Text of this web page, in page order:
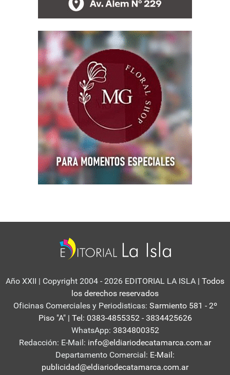
Año XXII | Copyright 2004 - 2026 EDITORIAL LA ISLA | Todos
los derechos reservados
Oficinas Comerciales y Periodisticas: Sarmiento 581 - 2º
Piso "A" | Tel: 0383-4855352 - 3834425626
WhatsApp: 3834800352
Redacción: E-Mail: info@eldiariodecatamarca.com.ar
Departamento Comercial: E-Mail:
publicidad@eldiariodecatamarca.com.ar